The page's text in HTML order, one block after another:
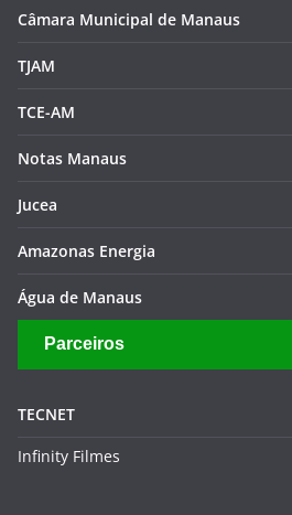
Câmara Municipal de Manaus
TJAM
TCE-AM
Notas Manaus
Jucea
Amazonas Energia
Água de Manaus
Parceiros
TECNET
Infinity Filmes